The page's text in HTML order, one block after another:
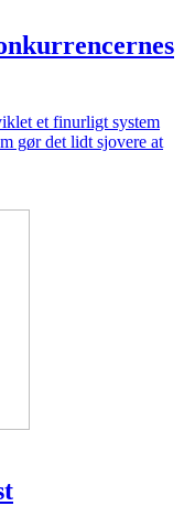
et finurligt system
gør det lidt sjovere at